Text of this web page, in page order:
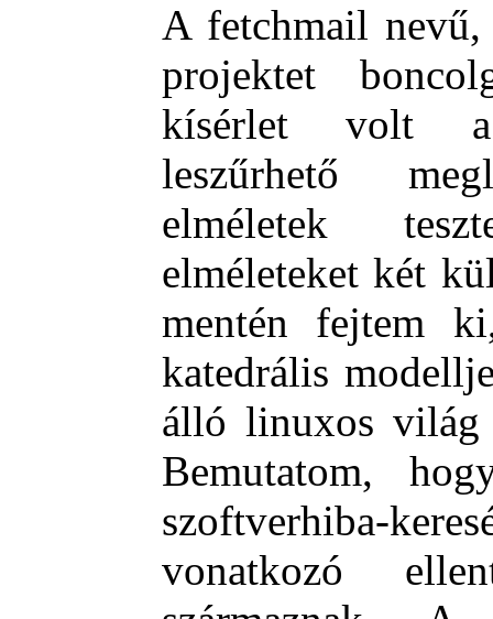
A fetchmail
projektet
kísérlet volt a
leszűrhető
elméletek
elméleteket két
mentén fejtem
katedrális
álló linuxos világ
Bemutatom,
szoftverhiba-
vonatkozó